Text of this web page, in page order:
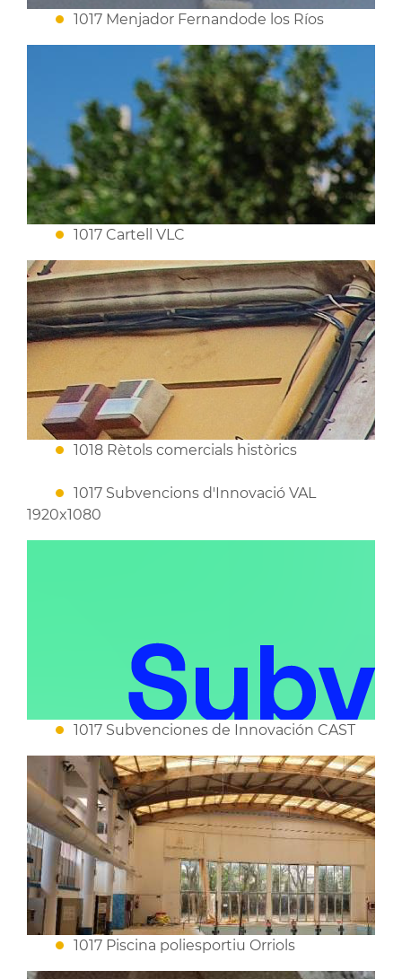
1017 Menjador Fernandode los Ríos
1017 Cartell VLC
1018 Rètols comercials històrics
1017 Subvencions d'Innovació VAL
1920x1080
1017 Subvenciones de Innovación CAST
1017 Piscina poliesportiu Orriols